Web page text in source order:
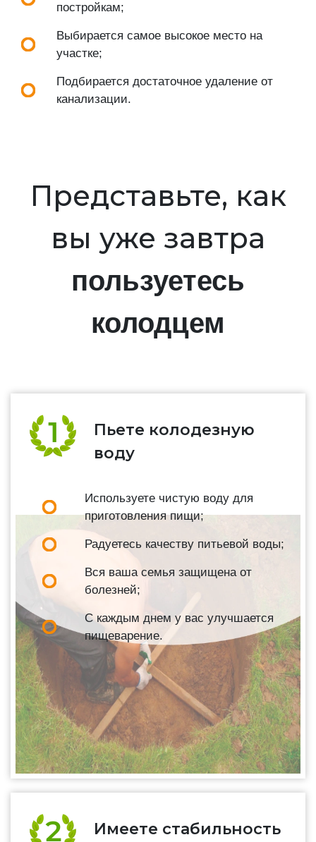
постройкам;
Выбирается самое высокое место на
участке;
Подбирается достаточное удаление от
канализации.
Представьте, как
вы уже завтра
пользуетесь
колодцем
Пьете колодезную
воду
Используете чистую воду для
приготовления пищи;
Радуетесь качеству питьевой воды;
Вся ваша семья защищена от
болезней;
С каждым днем у вас улучшается
пищеварение.
Имеете стабильность